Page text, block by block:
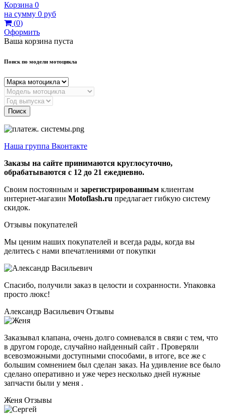
Корзина 0
на сумму 0 руб
(0)
Оформить
Ваша корзина пуста
Поиск по модели мотоцикла
Поиск
Наша группа Вконтакте
Заказы на сайте принимаются круглосуточно,
обрабатываются с 12 до 21 ежедневно.
Своим постоянным и зарегистрированным клиентам
интернет-магазин Motoflash.ru предлагает гибкую систему
скидок.
Отзывы покупателей
Мы ценим наших покупателей и всегда рады, когда вы
делитесь с нами впечатлениями от покупки
Спасибо, получили заказ в целости и сохранности. Упаковка
просто люкс!
Александр Васильевич Отзывы
Заказывал клапана, очень долго сомневался в связи с тем, что
в другом городе, случайно найденный сайт . Проверяли
всевозможными доступными способами, в итоге, все же с
большим сомнением был сделан заказ. На удивление все было
сделано оперативно и уже через несколько дней нужные
запчасти были у меня .
Женя Отзывы